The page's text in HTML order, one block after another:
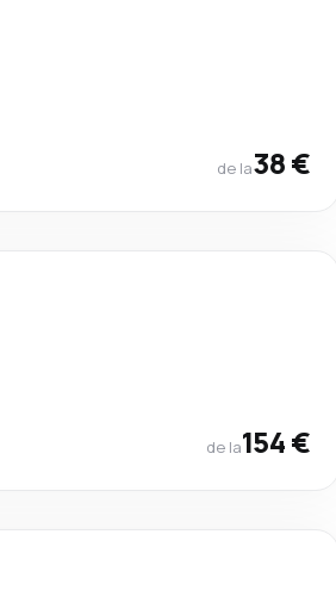
de la38 €
de la154 €